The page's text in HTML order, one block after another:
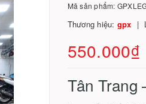
Mã sản phẩm:
Thương hiệu: gpx
550.000₫
Tân Trang